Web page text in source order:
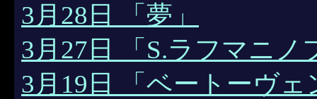
3月28日 「夢」
3月27日 「S.ラフマニノ
3月19日 「ベートーヴ